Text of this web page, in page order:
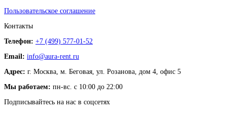
Пользовательское соглашение
Контакты
Телефон: +7 (499) 577-01-52
Email: info@aura-rent.ru
Адрес: г. Москва, м. Беговая, ул. Розанова, дом 4, офис 5
Мы работаем: пн-вс. с 10:00 до 22:00
Подписывайтесь на нас в соцсетях